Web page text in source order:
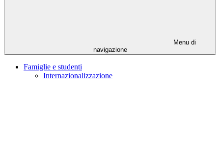
Menu di
navigazione
Famiglie e studenti
Internazionalizzazione